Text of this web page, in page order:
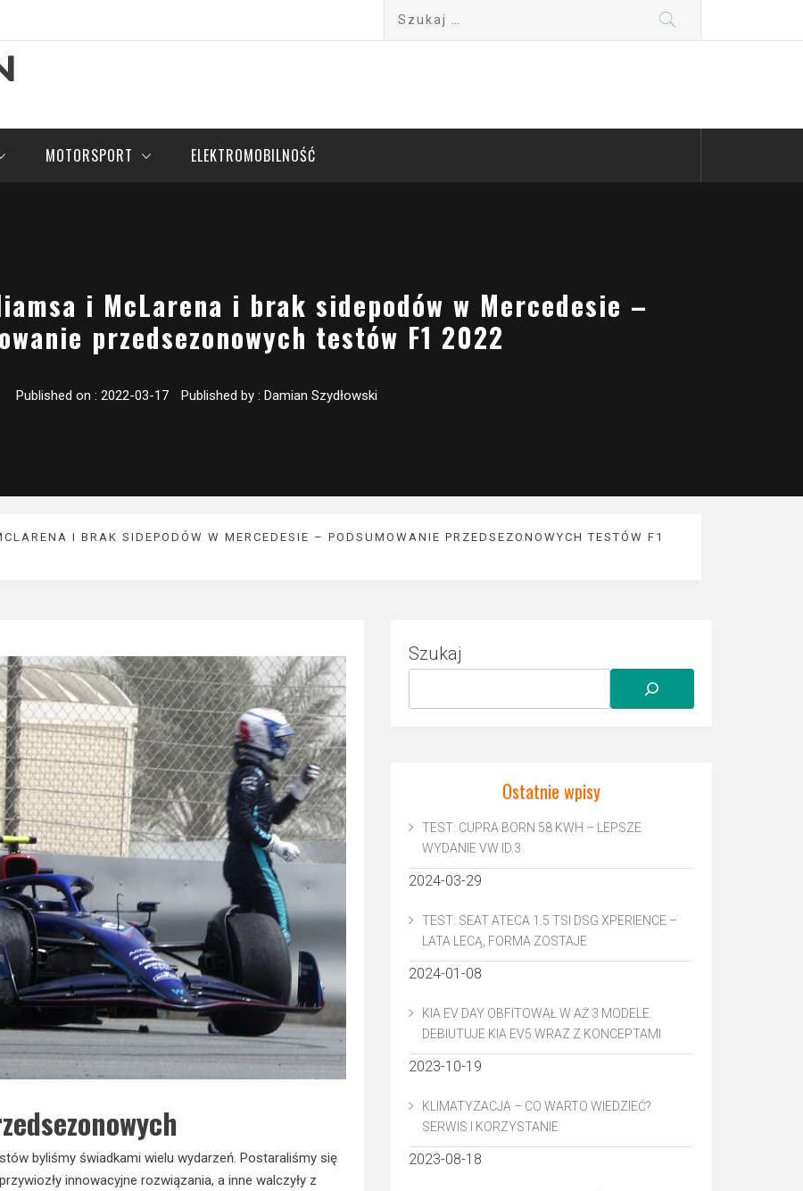
MOTORSPORT ELEKTROMOBILNOŚĆ
i McLarena i brak sidepodów w Mercedesie –
przedsezonowych testów F1 2022
Published on : 2022-03-17 Published by : Damian Szydłowski
I BRAK SIDEPODÓW W MERCEDESIE – PODSUMOWANIE PRZEDSEZONOWYCH TESTÓW F1
byliśmy świadkami wielu wydarzeń. Postaraliśmy się
innowacyjne rozwiązania, a inne walczyły z
Szukaj
Ostatnie wpisy
TEST: CUPRA BORN 58 KWH – LEPSZE
WYDANIE VW ID.3
2024-03-29
TEST: SEAT ATECA 1.5 TSI DSG XPERIENCE –
LATA LECĄ, FORMA ZOSTAJE
2024-01-08
KIA EV DAY OBFITOWAŁ W AŻ 3 MODELE.
DEBIUTUJE KIA EV5 WRAZ Z KONCEPTAMI
2023-10-19
KLIMATYZACJA – CO WARTO WIEDZIEĆ?
SERWIS I KORZYSTANIE
2023-08-18